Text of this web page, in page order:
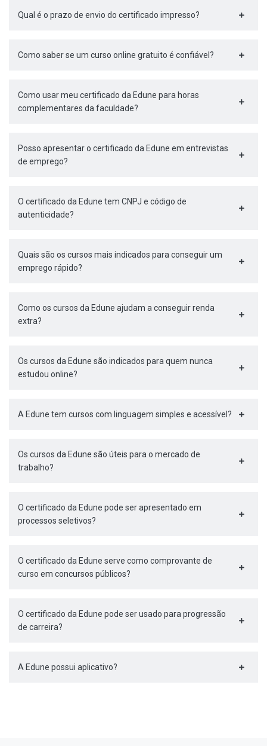
Qual é o prazo de envio do certificado impresso?
Como saber se um curso online gratuito é confiável?
Como usar meu certificado da Edune para horas
complementares da faculdade?
Posso apresentar o certificado da Edune em entrevistas
de emprego?
O certificado da Edune tem CNPJ e código de
autenticidade?
Quais são os cursos mais indicados para conseguir um
emprego rápido?
Como os cursos da Edune ajudam a conseguir renda
extra?
Os cursos da Edune são indicados para quem nunca
estudou online?
A Edune tem cursos com linguagem simples e acessível?
Os cursos da Edune são úteis para o mercado de
trabalho?
O certificado da Edune pode ser apresentado em
processos seletivos?
O certificado da Edune serve como comprovante de
curso em concursos públicos?
O certificado da Edune pode ser usado para progressão
de carreira?
A Edune possui aplicativo?